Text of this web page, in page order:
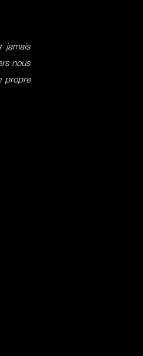
jamais
nous
propre